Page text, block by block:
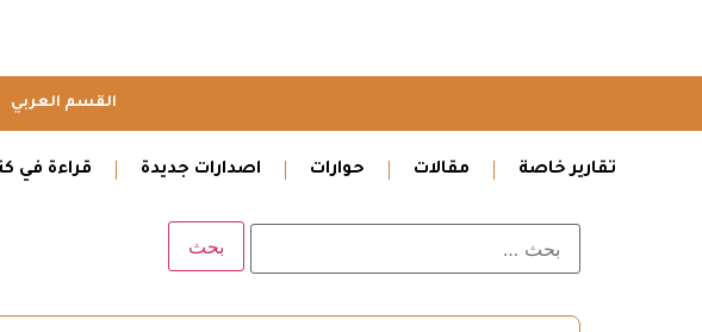
القسم العربي
تقارير خاصة مقالات حوارات اصدارات جديدة قراءة في